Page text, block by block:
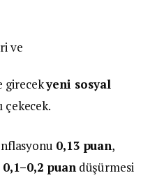
ve
girecekyeni sosyal
çekecek.
0,13 puan,
0,1–0,2 puandüşürmesi